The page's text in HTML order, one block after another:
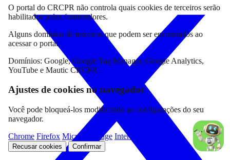
O portal do CRCPR não controla quais cookies de terceiros serão
habilitados pelos fornecedores.
Alguns domínios de terceiros que podem ser encontrados ao
acessar o portal:
Domínios: Google, Google Tag Manager, Google Analytics,
YouTube e Mautic CRCPR.
Ajustes de cookies no navegador
Você pode bloqueá-los modificando as configurações do seu
navegador.
Chrome Firefox Microsoft Edge Internet Explorer
Recusar cookies Confirmar